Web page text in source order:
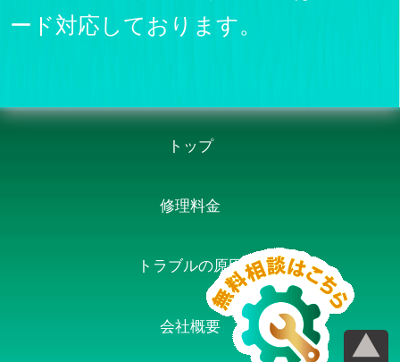
ード対応しております。
トップ
修理料金
トラブルの原因
会社概要